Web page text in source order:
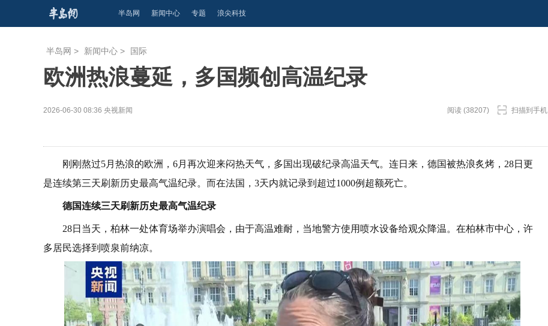
半岛网 新闻中心 专题 浪尖科技
半岛网 > 新闻中心 > 国际
欧洲热浪蔓延，多国频创高温纪录
2026-06-30 08:36 央视新闻 阅读 (38207) 扫描到手机
刚刚熬过5月热浪的欧洲，6月再次迎来闷热天气，多国出现破纪录高温天气。连日来，德国被热浪炙烤，28日更
是连续第三天刷新历史最高气温纪录。而在法国，3天内就记录到超过1000例超额死亡。
德国连续三天刷新历史最高气温纪录
28日当天，柏林一处体育场举办演唱会，由于高温难耐，当地警方使用喷水设备给观众降温。在柏林市中心，许
多居民选择到喷泉前纳凉。